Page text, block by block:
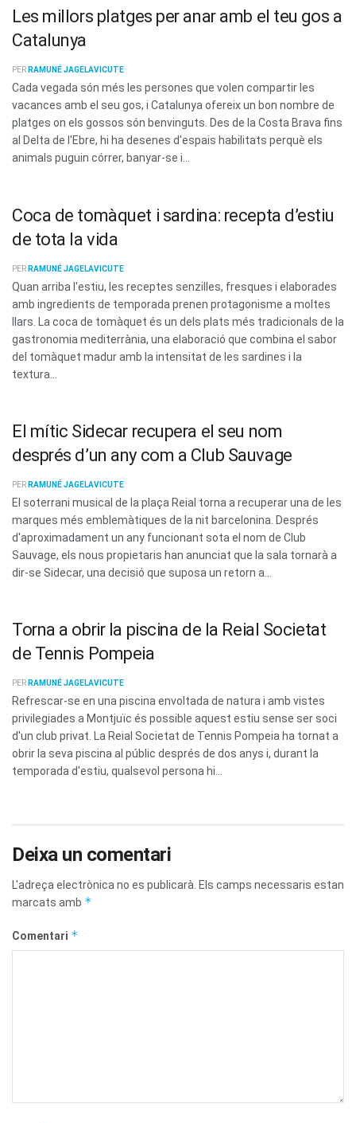
Les millors platges per anar amb el teu gos a
Catalunya
PER RAMUNÉ JAGELAVICUTE
Cada vegada són més les persones que volen compartir les
vacances amb el seu gos, i Catalunya ofereix un bon nombre de
platges on els gossos són benvinguts. Des de la Costa Brava fins
al Delta de l'Ebre, hi ha desenes d'espais habilitats perquè els
animals puguin córrer, banyar-se i...
Coca de tomàquet i sardina: recepta d’estiu
de tota la vida
PER RAMUNÉ JAGELAVICUTE
Quan arriba l'estiu, les receptes senzilles, fresques i elaborades
amb ingredients de temporada prenen protagonisme a moltes
llars. La coca de tomàquet és un dels plats més tradicionals de la
gastronomia mediterrània, una elaboració que combina el sabor
del tomàquet madur amb la intensitat de les sardines i la
textura...
El mític Sidecar recupera el seu nom
després d’un any com a Club Sauvage
PER RAMUNÉ JAGELAVICUTE
El soterrani musical de la plaça Reial torna a recuperar una de les
marques més emblemàtiques de la nit barcelonina. Després
d'aproximadament un any funcionant sota el nom de Club
Sauvage, els nous propietaris han anunciat que la sala tornarà a
dir-se Sidecar, una decisió que suposa un retorn a...
Torna a obrir la piscina de la Reial Societat
de Tennis Pompeia
PER RAMUNÉ JAGELAVICUTE
Refrescar-se en una piscina envoltada de natura i amb vistes
privilegiades a Montjuïc és possible aquest estiu sense ser soci
d'un club privat. La Reial Societat de Tennis Pompeia ha tornat a
obrir la seva piscina al públic després de dos anys i, durant la
temporada d'estiu, qualsevol persona hi...
Deixa un comentari
L'adreça electrònica no es publicarà. Els camps necessaris estan
marcats amb *
Comentari *